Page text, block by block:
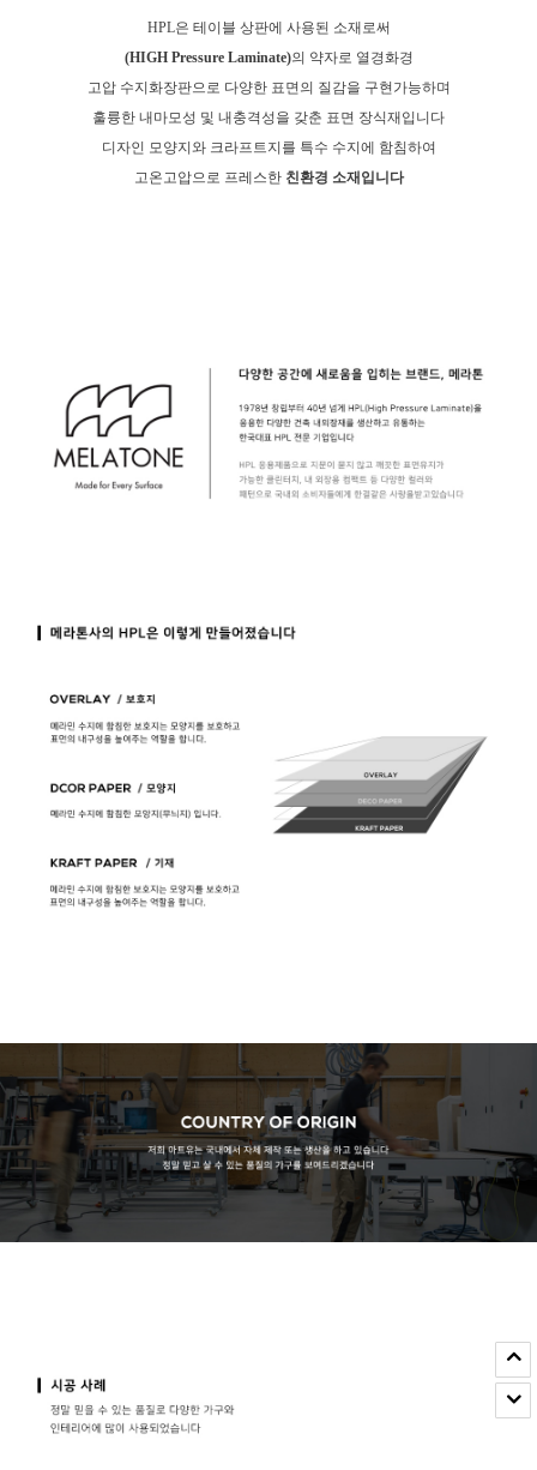
HPL은 테이블 상판에 사용된 소재로써
(HIGH Pressure Laminate)의 약자로 열경화경
고압 수지화장판으로 다양한 표면의 질감을 구현가능하며
훌륭한 내마모성 및 내충격성을 갖춘 표면 장식재입니다
디자인 모양지와 크라프트지를 특수 수지에 함침하여
고온고압으로 프레스한 친환경 소재입니다